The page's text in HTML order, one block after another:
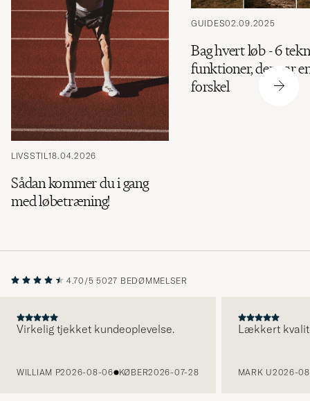
LIVSSTIL18.04.2026
Sådan kommer du i gang
med løbetræning!
GUIDES02.09.2025
Bag hvert løb - 6
funktioner, der gør
forskel
4.70/5 5027 BEDØMMELSER
Virkelig tjekket kundeoplevelse.
WILLIAM P2026-08-06 KØBER2026-07-28
Lækkert
MARK U2026-